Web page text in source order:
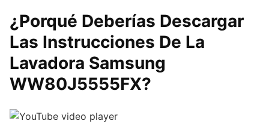
¿Porqué Deberías Descargar
Las Instrucciones De La
Lavadora Samsung
WW80J5555FX?